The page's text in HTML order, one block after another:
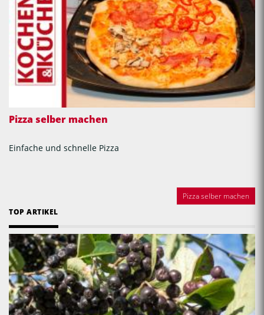
Pizza selber machen
Einfache und schnelle Pizza
Pizza selber machen
TOP ARTIKEL